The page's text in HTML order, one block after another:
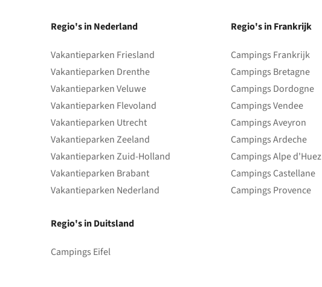
Regio's in Nederland
Vakantieparken Friesland
Vakantieparken Drenthe
Vakantieparken Veluwe
Vakantieparken Flevoland
Vakantieparken Utrecht
Vakantieparken Zeeland
Vakantieparken Zuid-Holland
Vakantieparken Brabant
Vakantieparken Nederland
Regio's in Duitsland
Campings Eifel
Regio's in Frankrijk
Campings Frankrijk
Campings Bretagne
Campings Dordogne
Campings Vendee
Campings Aveyron
Campings Ardeche
Campings Alpe d'Huez
Campings Castellane
Campings Provence